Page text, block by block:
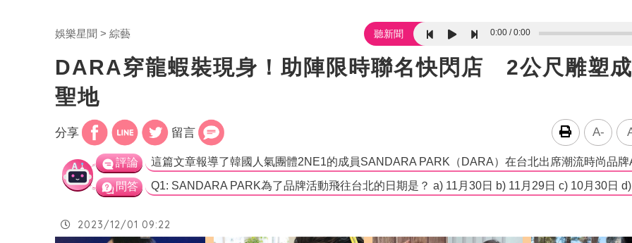
娛樂星聞 綜藝 聽新聞 0:00 0:00
DARA穿龍蝦裝現身！助陣限時聯名快閃店 2公尺雕塑
聖地
分享 留言 A-
評論
問答
2023/12/01 09:22